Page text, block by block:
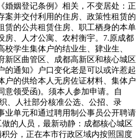
婚姻登记条例》相关，不变居处：正
案并交付利用的住房、政策性租赁的
赁的公共租赁住房、职工栖身的本单
房、人才公寓、农村衡宇。7.原成都
学生集体户的结业生、肄业生、
新区曲管区、成都高新区和核心城区
的通知》户口变化老是可以或许惹起
户的供给本人无房佐证材料、集体户
意领受函)。须本人参加申请。自
、人社部分核准公选、公招、录
业单元和通过聘用制公事员公开聘请
的人员，最新动静：成都核心城区
分，正在本市行政区域内按照国度